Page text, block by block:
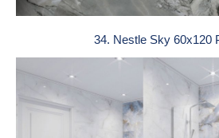
34. Nestle Sky 60x120